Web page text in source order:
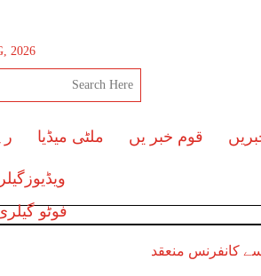
2026
قوم خبر یں ملٹی میڈیا
فوٹو
کانفرنس منعقد